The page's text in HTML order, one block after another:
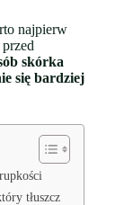
najpierw
skórka
się bardziej
tłuszcz